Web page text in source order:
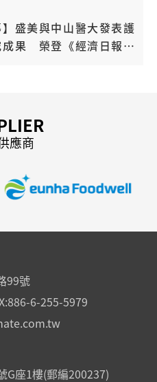
】盛美與中山醫大發表護
成果 榮登《經濟日報》
應商
99號
886-6-255-5979
G座1樓(郵編200237)